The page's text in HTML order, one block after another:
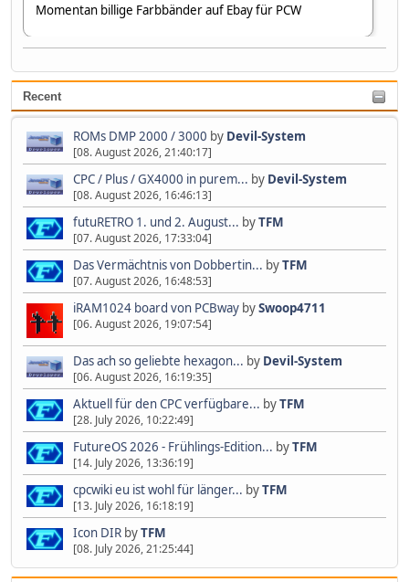
Momentan billige Farbbänder auf Ebay für PCW
2023-07-09, 10:37:40
Zweiter 👋😂🤣
Recent
ROMs DMP 2000 / 3000 by Devil-System
[08. August 2026, 21:40:17]
CPC / Plus / GX4000 in purem... by Devil-System
[08. August 2026, 16:46:13]
futuRETRO 1. und 2. August... byTFM
[07. August 2026, 17:33:04]
Das Vermächtnis von Dobbertin... byTFM
[07. August 2026, 16:48:53]
iRAM1024 board von PCBway bySwoop4711
[06. August 2026, 19:07:54]
Das ach so geliebte hexagon... by Devil-System
[06. August 2026, 16:19:35]
Aktuell für den CPC verfügbare... byTFM
[28. July 2026, 10:22:49]
FutureOS 2026 - Frühlings-Edition... byTFM
[14. July 2026, 13:36:19]
cpcwiki eu ist wohl für länger... byTFM
[13. July 2026, 16:18:19]
Icon DIR byTFM
[08. July 2026, 21:25:44]